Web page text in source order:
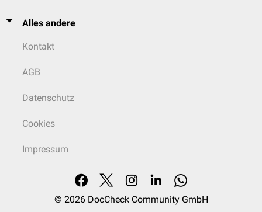
Alles andere
Kontakt
AGB
Datenschutz
Cookies
Impressum
© 2026 DocCheck Community GmbH